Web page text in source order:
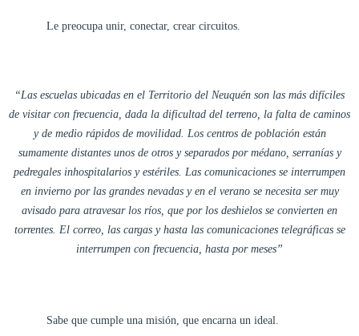
Le preocupa unir, conectar, crear circuitos.
“Las escuelas ubicadas en el Territorio del Neuquén son las más difíciles
de visitar con frecuencia, dada la dificultad del terreno, la falta de caminos
y de medio rápidos de movilidad. Los centros de población están
sumamente distantes unos de otros y separados por médano, serranías y
pedregales inhospitalarios y estériles. Las comunicaciones se interrumpen
en invierno por las grandes nevadas y en el verano se necesita ser muy
avisado para atravesar los ríos, que por los deshielos se convierten en
torrentes. El correo, las cargas y hasta las comunicaciones telegráficas se
interrumpen con frecuencia, hasta por meses”
Sabe que cumple una misión, que encarna un ideal.